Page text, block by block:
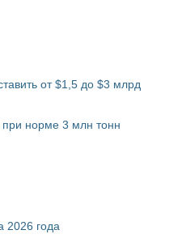
от $1,5 до $3 млрд
при норме 3 млн тонн
2026 года